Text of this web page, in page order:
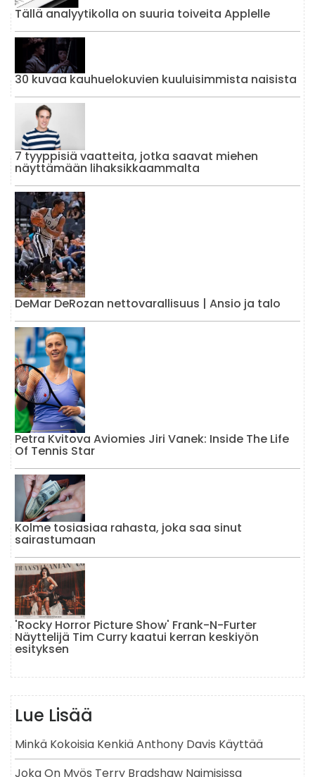
Tällä analyytikolla on suuria toiveita Applelle
30 kuvaa kauhuelokuvien kuuluisimmista naisista
7 tyyppisiä vaatteita, jotka saavat miehen
näyttämään lihaksikkaammalta
DeMar DeRozan nettovarallisuus | Ansio ja talo
Petra Kvitova Aviomies Jiri Vanek: Inside The Life
Of Tennis Star
Kolme tosiasiaa rahasta, joka saa sinut
sairastumaan
'Rocky Horror Picture Show' Frank-N-Furter
Näyttelijä Tim Curry kaatui kerran keskiyön
esityksen
Lue Lisää
Minkä Kokoisia Kenkiä Anthony Davis Käyttää
Joka On Myös Terry Bradshaw Naimisissa